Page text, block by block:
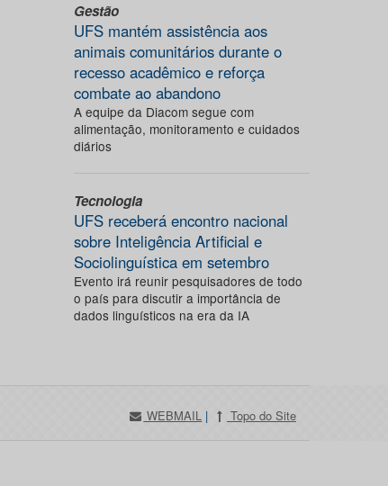
Gestão
UFS mantém assistência aos
animais comunitários durante o
recesso acadêmico e reforça
combate ao abandono
A equipe da Diacom segue com
alimentação, monitoramento e cuidados
diários
Tecnologia
UFS receberá encontro nacional
sobre Inteligência Artificial e
Sociolinguística em setembro
Evento irá reunir pesquisadores de todo
o país para discutir a importância de
dados linguísticos na era da IA
WEBMAIL | Topo do Site